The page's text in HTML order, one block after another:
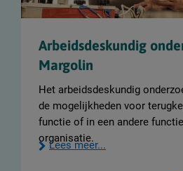
e
Arbeidsdeskundig
Margolin
Het arbeidsdeskundig
de mogelijkheden voor
functie of in een andere
organisatie.
Lees meer...